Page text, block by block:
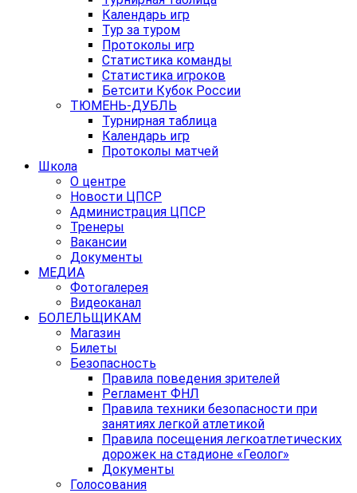
Календарь игр
Тур за туром
Протоколы игр
Статистика команды
Статистика игроков
Бетсити Кубок России
ТЮМЕНЬ-ДУБЛЬ
Турнирная таблица
Календарь игр
Протоколы матчей
Школа
О центре
Новости ЦПСР
Администрация ЦПСР
Тренеры
Вакансии
Документы
МЕДИА
Фотогалерея
Видеоканал
БОЛЕЛЬЩИКАМ
Магазин
Билеты
Безопасность
Правила поведения зрителей
Регламент ФНЛ
Правила техники безопасности при
занятиях легкой атлетикой
Правила посещения легкоатлетических
дорожек на стадионе «Геолог»
Документы
Голосования